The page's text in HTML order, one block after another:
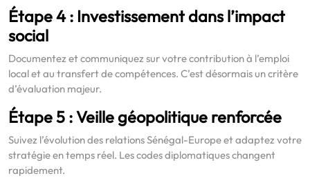
Étape 4 : Investissement dans l’impact
social
Documentez et communiquez sur votre contribution à l’emploi
local et au transfert de compétences. C’est désormais un critère
d’évaluation majeur.
Étape 5 : Veille géopolitique renforcée
Suivez l’évolution des relations Sénégal-Europe et adaptez votre
stratégie en temps réel. Les codes diplomatiques changent
rapidement.